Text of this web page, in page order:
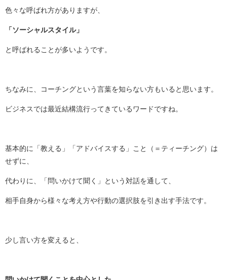
色々な呼ばれ方がありますが、
「ソーシャルスタイル」
と呼ばれることが多いようです。
ちなみに、コーチングという言葉を知らない方もいると思います。
ビジネスでは最近結構流行ってきているワードですね。
基本的に「教える」「アドバイスする」こと（＝ティーチング）は
せずに、
代わりに、「問いかけて聞く」という対話を通して、
相手自身から様々な考え方や行動の選択肢を引き出す手法です。
少し言い方を変えると、